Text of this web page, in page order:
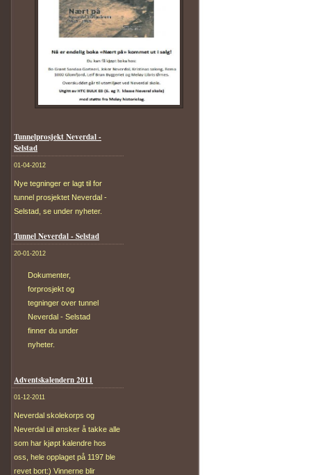
Tunnelprosjekt Neverdal -
Selstad
01-04-2012
Nye tegninger er lagt til for
tunnel prosjektet Neverdal -
Selstad, se under nyheter.
Tunnel Neverdal - Selstad
20-01-2012
Dokumenter,
forprosjekt og
tegninger over tunnel
Neverdal - Selstad
finner du under
nyheter.
Adventskalendern 2011
01-12-2011
Neverdal skolekorps og
Neverdal uil ønsker å takke alle
som har kjøpt kalendre hos
oss, hele opplaget på 1197 ble
revet bort:) Vinnerne blir